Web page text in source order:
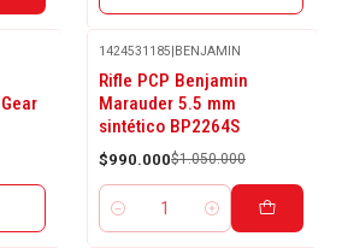
-6%
OFF
1424531185|BENJAMIN
Rifle PCP Benjamin
Marauder 5.5 mm
sintético BP2264S
$990.000$1.050.000
Cantidad